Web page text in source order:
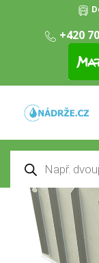
+420
Products
search